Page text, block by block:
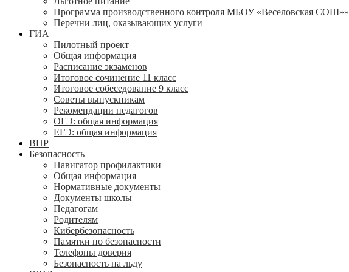
Программа производственного контроля МБОУ «Веселовская СОШ»»
Перечни лиц, оказывающих услуги
ГИА
Пилотный проект
Общая информация
Расписание экзаменов
Итоговое сочинение 11 класс
Итоговое собеседование 9 класс
Советы выпускникам
Рекомендации педагогов
ОГЭ: общая информация
ЕГЭ: общая информация
ВПР
Безопасность
Навигатор профилактики
Общая информация
Нормативные документы
Документы школы
Педагогам
Родителям
Кибербезопасность
Памятки по безопасности
Телефоны доверия
Безопасность на льду